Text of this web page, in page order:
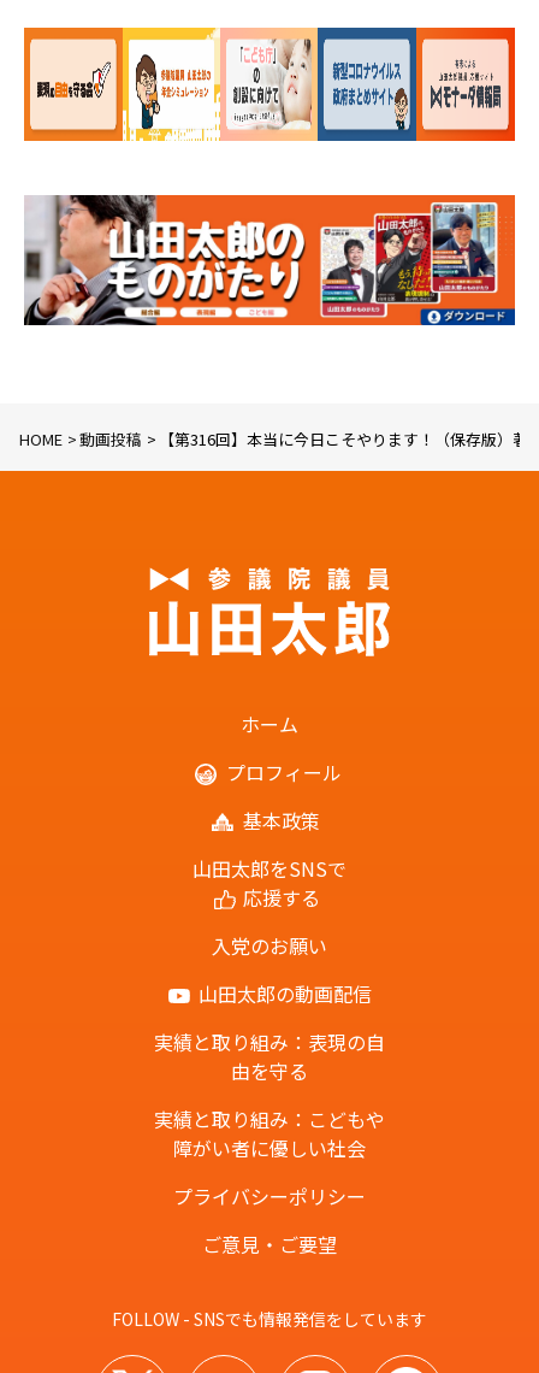
海賊版
HOME 動画投稿 【第316回】本当に今日こそやります！（保存版）
ホーム
プロフィール
基本政策
山田太郎をSNSで
応援する
入党のお願い
山田太郎の動画配信
実績と取り組み：表現の自
由を守る
実績と取り組み：こどもや
障がい者に優しい社会
プライバシーポリシー
ご意見・ご要望
FOLLOW - SNSでも情報発信をしています